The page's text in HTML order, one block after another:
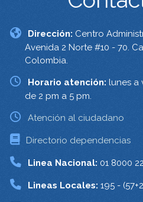
Dirección: Centro
Avenida 2 Norte #10 - 70.
Colombia.
Horario atención: lunes a
de 2 pm a 5 pm.
Atención al ciudadano
Directorio dependencias
Linea Nacional: 01 8000
Lineas Locales: 195 -